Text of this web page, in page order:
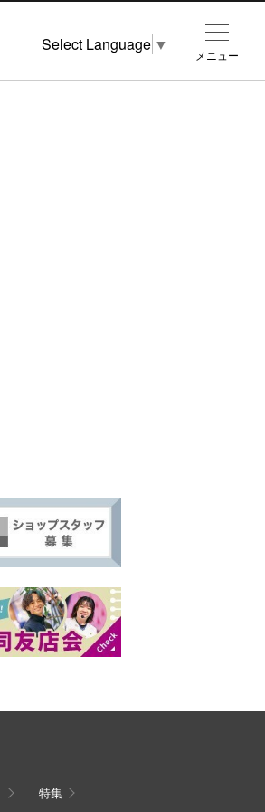
特集
メニュー
Select Language ▼